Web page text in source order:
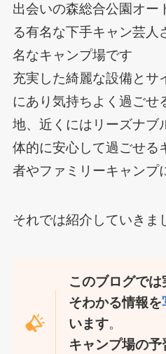
出会いの森総合公園オー
る有名な下手キャン芸人
名なキャンプ場です
充実した綺麗な設備とサ
にあり気持ちよく過ごせ
地、近くにはリーズナブ
体的に安心して過ごせる
者やファミリーキャンプ
それでは紹介していきま
このブログで
そわかる情報を
います。
キャンプ場の予